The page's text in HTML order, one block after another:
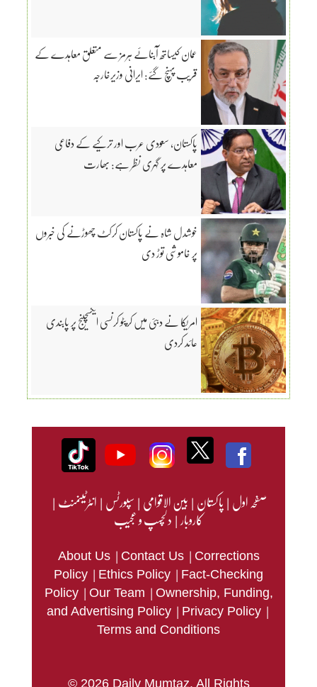
عمان کیساتھ آبنائے ہرمز سے متعلق معاہدے کے
قریب پہنچ گئے: ایرانی وزیرخارجہ
پاکستان، سعودی عرب اور ترکیے کے دفاعی
معاہدے پر گہری نظر ہے: بھارت
خوشدل شاہ نے پاکستان کرکٹ چھوڑنے کی خبروں
پر خاموشی توڑ دی
امریکا نے دبئی میں کرپٹو کرنسی ایکسچینج پر پابندی
عائد کردی
صفحہ اول|پاکستان|بین الاقوامی|سپورٹس|انٹرٹینمنٹ|
کاروبار|دلچسپ و عجیب
About Us | Contact Us | Corrections
Policy | Ethics Policy | Fact-Checking
Policy | Our Team | Ownership, Funding,
and Advertising Policy | Privacy Policy |
Terms and Conditions
© 2026 Daily Mumtaz. All Rights